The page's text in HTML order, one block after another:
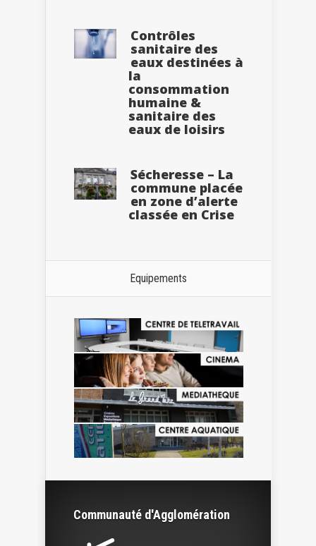
Contrôles
sanitaire des
eaux destinées à
la
consommation
humaine &
sanitaire des
eaux de loisirs
Sécheresse – La
commune placée
en zone d’alerte
classée en Crise
Equipements
Communauté d'Agglomération